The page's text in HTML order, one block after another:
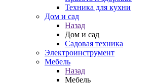
Техника для кухни
Дом и сад
Назад
Дом и сад
Садовая техника
Электроинструмент
Мебель
Назад
Мебель